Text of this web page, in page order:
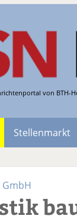
von BTH-
Stellenmarkt